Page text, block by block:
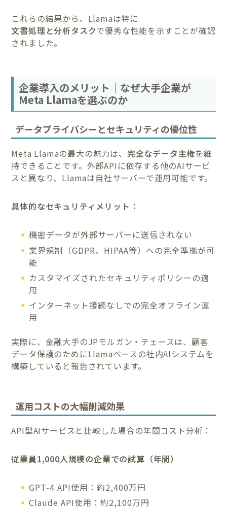
これらの結果から、Llamaは特に
文書処理と分析タスクで優秀な性能を示すことが確認
されました。
企業導入のメリット｜なぜ大手企業が
Meta Llamaを選ぶのか
データプライバシーとセキュリティの優位性
Meta Llamaの最大の魅力は、 完全なデータ主権を維
持できることです。外部APIに依存する他のAIサービ
スと異なり、Llamaは自社サーバーで運用可能です。
具体的なセキュリティメリット：
機密データが外部サーバーに送信されない
業界規制（GDPR、HIPAA等）への完全準拠が可
能
カスタマイズされたセキュリティポリシーの適
用
インターネット接続なしでの完全オフライン運
用
実際に、金融大手のJPモルガン・チェースは、顧客
データ保護のためにLlamaベースの社内AIシステムを
構築していると報告されています。
運用コストの大幅削減効果
API型AIサービスと比較した場合の年間コスト分析：
従業員1,000人規模の企業での試算（年間）
GPT-4 API使用：約2,400万円
Claude API使用：約2,100万円